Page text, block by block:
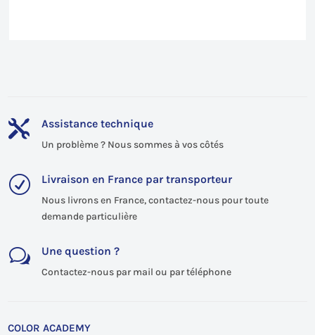
 Assistance technique
Un problème ? Nous sommes à vos côtés
R Livraison en France par transporteur
Nous livrons en France, contactez-nous pour toute
demande particulière
w Une question ?
Contactez-nous par mail ou par téléphone
COLOR ACADEMY